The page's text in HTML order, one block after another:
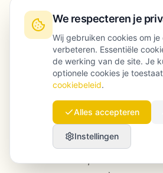
gestandaardiseerde AI
workflow: brief → outline
QA → GEO-formatting →
performance review.
We prioriteerden topics op
conversie-intent en
(niet alleen high volume
We voegden GEO-
antwoorden, sterkere
We respecteren je
Wij gebruiken cookies om
verbeteren. Essentiële
de werking van de site. Je
optionele cookies je
cookiebeleid.
Alles accepteren
Instellingen